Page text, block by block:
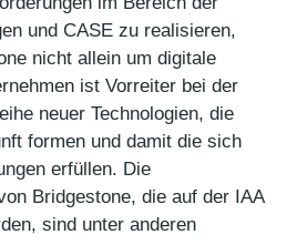
und CASE zu realisieren,
nicht allein um digitale
ist Vorreiter bei der
neuer Technologien, die
formen und damit die sich
erfüllen. Die
Bridgestone, die auf der IAA
sind unter anderen